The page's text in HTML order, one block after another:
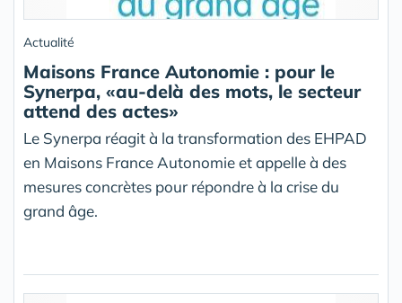
Actualité
Maisons France Autonomie : pour le
Synerpa, «au-delà des mots, le secteur
attend des actes»
Le Synerpa réagit à la transformation des EHPAD
en Maisons France Autonomie et appelle à des
mesures concrètes pour répondre à la crise du
grand âge.